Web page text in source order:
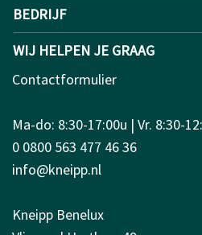
BEDRIJF
WIJ HELPEN JE GRAAG
Contactformulier
Ma-do: 8:30-17:00u | Vr. 8:30-
0 0800 563 477 46 36
info@kneipp.nl
Kneipp Benelux